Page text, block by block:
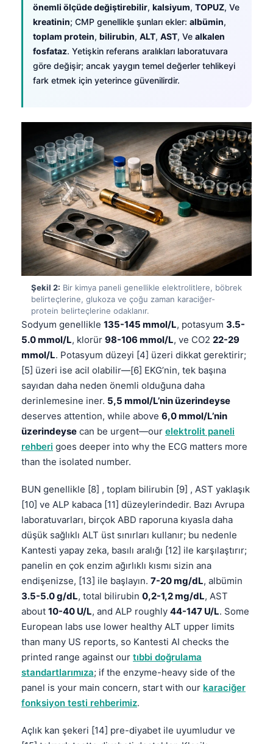
önemli ölçüde değiştirebilir, kalsiyum, TOPUZ, Ve
kreatinin; CMP genellikle şunları ekler: albümin,
toplam protein, bilirubin, ALT, AST, Ve alkalen
fosfataz. Yetişkin referans aralıkları laboratuvara
göre değişir; ancak yaygın temel değerler tehlikeyi
fark etmek için yeterince güvenilirdir.
Şekil 2: Bir kimya paneli genellikle elektrolitlere, böbrek
belirteçlerine, glukoza ve çoğu zaman karaciğer-
protein belirteçlerine odaklanır.
Sodyum genellikle 135-145 mmol/L, potasyum 3.5-
5.0 mmol/L, klorür 98-106 mmol/L, ve CO2 22-29
mmol/L. Potasyum düzeyi [4] üzeri dikkat gerektirir;
[5] üzeri ise acil olabilir—[6] EKG’nin, tek başına
sayıdan daha neden önemli olduğuna daha
derinlemesine iner. 5,5 mmol/L’nin üzerindeyse
deserves attention, while above 6,0 mmol/L’nin
üzerindeyse can be urgent—our elektrolit paneli
rehberi goes deeper into why the ECG matters more
than the isolated number.
BUN genellikle [8] , toplam bilirubin [9] , AST yaklaşık
[10] ve ALP kabaca [11] düzeylerindedir. Bazı Avrupa
laboratuvarları, birçok ABD raporuna kıyasla daha
düşük sağlıklı ALT üst sınırları kullanır; bu nedenle
Kantesti yapay zeka, basılı aralığı [12] ile karşılaştırır;
panelin en çok enzim ağırlıklı kısmı sizin ana
endişenizse, [13] ile başlayın. 7-20 mg/dL, albümin
3.5-5.0 g/dL, total bilirubin 0,2-1,2 mg/dL, AST
about 10-40 U/L, and ALP roughly 44-147 U/L. Some
European labs use lower healthy ALT upper limits
than many US reports, so Kantesti AI checks the
printed range against our tıbbi doğrulama
standartlarımıza; if the enzyme-heavy side of the
panel is your main concern, start with our karaciğer
fonksiyon testi rehberimiz.
Açlık kan şekeri [14] pre-diyabet ile uyumludur ve